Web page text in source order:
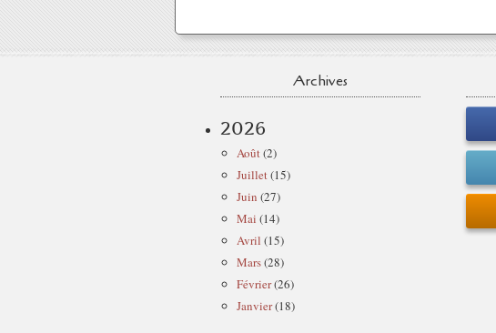
Archives
2026
Août(2)
Juillet(15)
Juin (27)
Mai (14)
Avril (15)
Mars(28)
Février(26)
Janvier(18)